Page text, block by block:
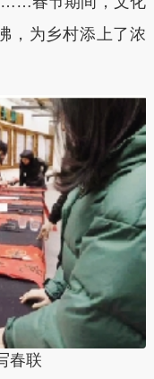
，为乡村添上了浓
春联